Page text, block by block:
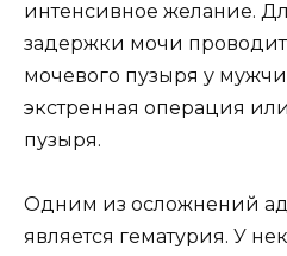
интенсивное желание.
задержки мочи
мочевого пузыря у
экстренная операция
пузыря.
Одним из осложнений
является гематурия. У